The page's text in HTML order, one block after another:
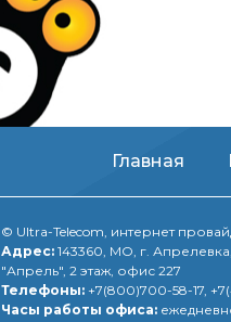
Главная
© Ultra-Telecom, интернет
Адрес: 143360, МО, г.
"Апрель", 2 этаж, офис 227
Телефоны: +7(800)700-58-17,
Часы работы офиса: